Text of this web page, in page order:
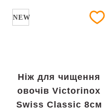
NEW
Ніж для чищення
овочів Victorinox
Swiss Classic 8см